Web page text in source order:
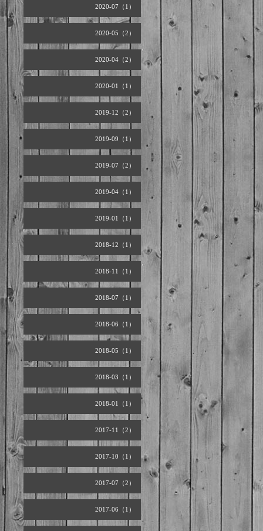
2020-07（1）
2020-05（2）
2020-04（2）
2020-01（1）
2019-12（2）
2019-09（1）
2019-07（2）
2019-04（1）
2019-01（1）
2018-12（1）
2018-11（1）
2018-07（1）
2018-06（1）
2018-05（1）
2018-03（1）
2018-01（1）
2017-11（2）
2017-10（1）
2017-07（2）
2017-06（1）